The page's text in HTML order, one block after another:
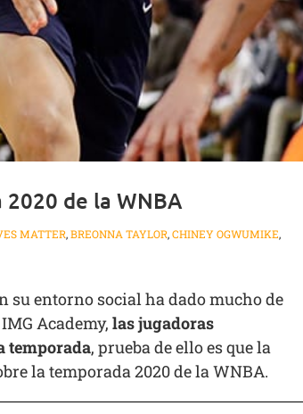
de la WNBA
MATTER,BREONNA TAYLOR,CHINEY OGWUMIKE,
su entorno social ha dado mucho de
Academy, las jugadoras
temporada, prueba de ello es que la
la temporada 2020 de la WNBA.